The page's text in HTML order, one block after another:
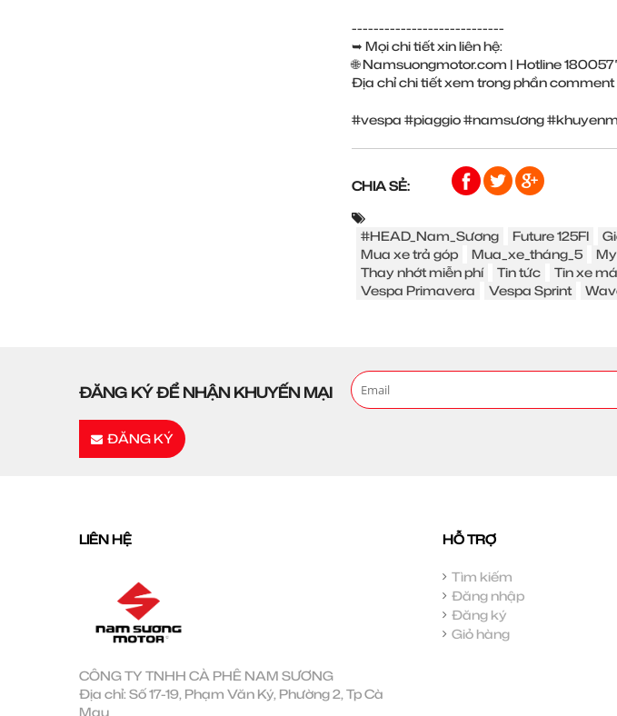
----------------------------
➥ Mọi chi tiết xin liên hệ:
🌐 Namsuongmotor.com | Hotline
Địa chỉ chi tiết xem trong phần comment
#vespa #piaggio #namsương
CHIA SẺ:
#HEAD_Nam_Sương Future 125FI
Mua xe trả góp
Mua_xe_tháng_5
Thay nhớt miễn phí
Tin tức Tin xe
Vespa Primavera
Vespa Sprint
ĐĂNG KÝ ĐỂ NHẬN KHUYẾN MẠI
ĐĂNG KÝ
LIÊN HỆ
CÔNG TY TNHH CÀ PHÊ NAM SƯƠNG
Địa chỉ: Số 17-19, Phạm Văn Ký, Phường 2, Tp Cà
Mau
HỖ TRỢ
Tìm kiếm
Đăng nhập
Đăng ký
Giỏ hàng